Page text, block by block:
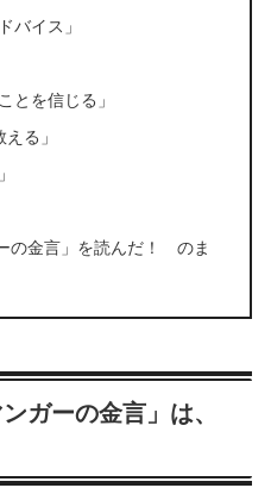
バイス」
とを信じる」
る」
の金言」を読んだ！ のま
ガーの金言」は、